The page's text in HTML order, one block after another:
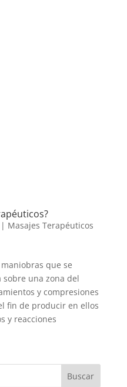
Masajes Terapéuticos
que se
una zona del
y compresiones
fin de producir en ellos
y reacciones